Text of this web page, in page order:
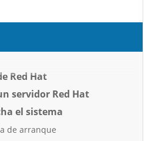
Red Hat
servidor Red Hat
el sistema
de arranque